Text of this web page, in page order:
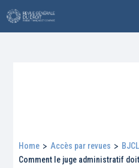
Home > Accès par revues > BJCL
Comment le juge administratif